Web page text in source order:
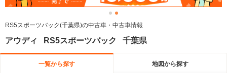
RS5スポーツバック(千葉県)の中古車・中古車情報
アウディ RS5スポーツバック 千葉県
一覧から探す 地図から探す